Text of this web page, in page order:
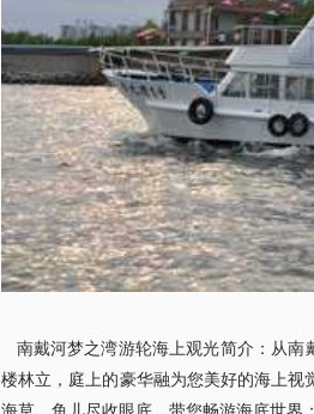
南戴河梦之湾游轮海上观光简介：从南
楼林立，庭上的豪华融为您美好的海上视
海草，鱼儿尽收眼底，带您畅游海底世界